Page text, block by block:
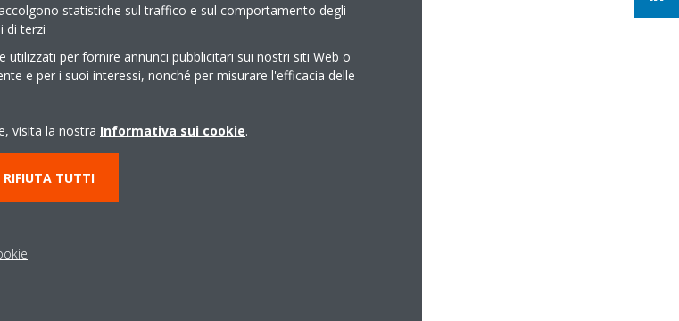
a tempo indeterminato
statistiche sul traffico e sul comportamento degli
di terzi
utilizzati per fornire annunci pubblicitari sui nostri siti Web o
e per i suoi interessi, nonché per misurare l'efficacia delle
visita la nostra Informativa sui cookie.
RIFIUTA TUTTI